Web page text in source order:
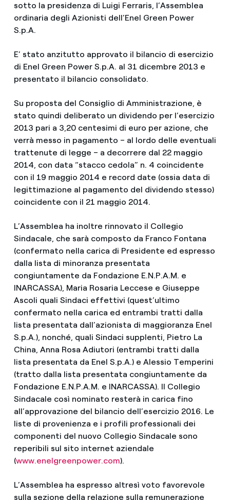
sotto la presidenza di Luigi Ferraris, l’Assemblea
ordinaria degli Azionisti dell’Enel Green Power
S.p.A.
E’ stato anzitutto approvato il bilancio di esercizio
di Enel Green Power S.p.A. al 31 dicembre 2013 e
presentato il bilancio consolidato.
Su proposta del Consiglio di Amministrazione, è
stato quindi deliberato un dividendo per l’esercizio
2013 pari a 3,20 centesimi di euro per azione, che
verrà messo in pagamento – al lordo delle eventuali
trattenute di legge – a decorrere dal 22 maggio
2014, con data “stacco cedola” n. 4 coincidente
con il 19 maggio 2014 e record date (ossia data di
legittimazione al pagamento del dividendo stesso)
coincidente con il 21 maggio 2014.
L’Assemblea ha inoltre rinnovato il Collegio
Sindacale, che sarà composto da Franco Fontana
(confermato nella carica di Presidente ed espresso
dalla lista di minoranza presentata
congiuntamente da Fondazione E.N.P.A.M. e
INARCASSA), Maria Rosaria Leccese e Giuseppe
Ascoli quali Sindaci effettivi (quest’ultimo
confermato nella carica ed entrambi tratti dalla
lista presentata dall’azionista di maggioranza Enel
S.p.A.), nonché, quali Sindaci supplenti, Pietro La
China, Anna Rosa Adiutori (entrambi tratti dalla
lista presentata da Enel S.p.A.) e Alessio Temperini
(tratto dalla lista presentata congiuntamente da
Fondazione E.N.P.A.M. e INARCASSA). Il Collegio
Sindacale così nominato resterà in carica fino
all’approvazione del bilancio dell’esercizio 2016. Le
liste di provenienza e i profili professionali dei
componenti del nuovo Collegio Sindacale sono
reperibili sul sito internet aziendale
(www.enelgreenpower.com).
L’Assemblea ha espresso altresì voto favorevole
sulla sezione della relazione sulla remunerazione